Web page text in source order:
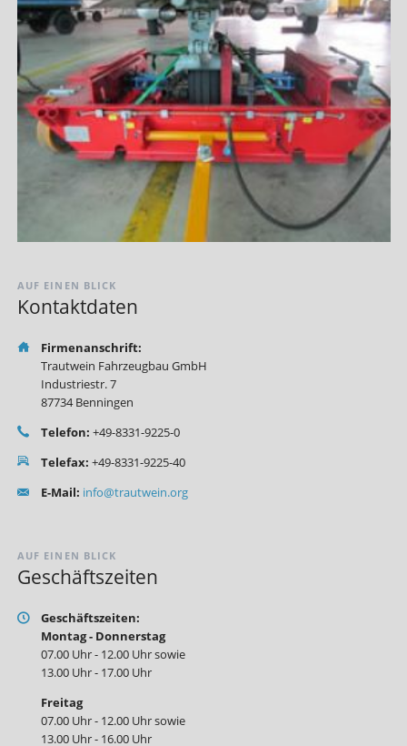
AUF EINEN BLICK
Kontaktdaten
Firmenanschrift:
Trautwein Fahrzeugbau GmbH
Industriestr. 7
87734 Benningen
Telefon: +49-8331-9225-0
Telefax: +49-8331-9225-40
E-Mail: info@trautwein.org
AUF EINEN BLICK
Geschäftszeiten
Geschäftszeiten:
Montag - Donnerstag
07.00 Uhr - 12.00 Uhr sowie
13.00 Uhr - 17.00 Uhr
Freitag
07.00 Uhr - 12.00 Uhr sowie
13.00 Uhr - 16.00 Uhr